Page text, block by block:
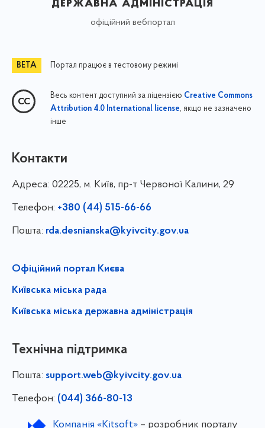
державна адміністрація
офіційний вебпортал
Портал працює в тестовому режимі
Весь контент доступний за ліцензією Creative Commons
Attribution 4.0 International license, якщо не зазначено
інше
Контакти
Адреса: 02225, м. Київ, пр-т Червоної Калини, 29
Телефон: +380 (44) 515-66-66
Пошта: rda.desnianska@kyivcity.gov.ua
Офіційний портал Києва
Київська міська рада
Київська міська державна адміністрація
Технічна підтримка
Пошта: support.web@kyivcity.gov.ua
Телефон: (044) 366-80-13
Компанія «Kitsoft»– розробник порталу